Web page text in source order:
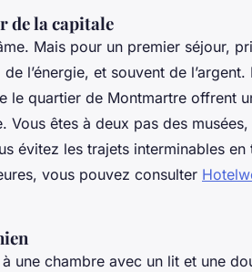
de la capitale
Mais pour un premier séjour,
l’énergie, et souvent de l’argent.
le quartier de Montmartre offrent
Vous êtes à deux pas des
évitez les trajets interminables en
vous pouvez consulter
une chambre avec un lit et une